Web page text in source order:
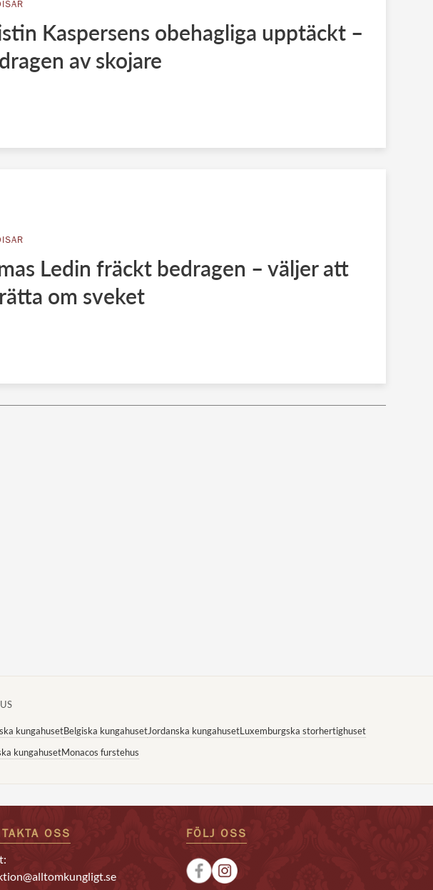
Kaspersens obehagliga upptäckt –
av skojare
Ledin fräckt bedragen – väljer att
om sveket
kungahusetBelgiska kungahusetJordanska kungahusetLuxemburgska storhertighuset
kungahusetMonacos furstehus
OSS FÖLJ OSS